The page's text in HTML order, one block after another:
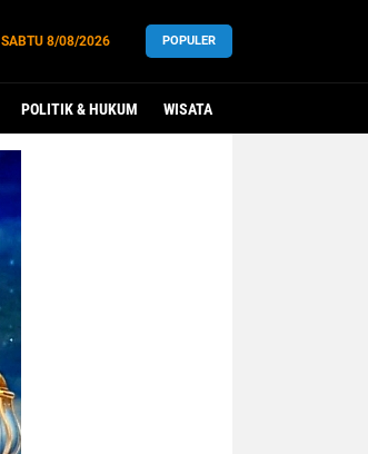
SABTU 8/08/2026 POPULER
POLITIK & HUKUM WISATA